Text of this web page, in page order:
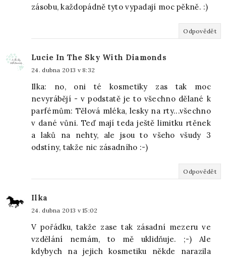
zásobu, každopádně tyto vypadají moc pěkně. :)
Odpovědět
Lucie In The Sky With Diamonds
24. dubna 2013 v 8:32
Ilka: no, oni té kosmetiky zas tak moc
nevyrábějí - v podstatě je to všechno dělané k
parfémům: Tělová mléka, lesky na rty...všechno
v dané vůni. Teď mají teda ještě limitku rtěnek
a laků na nehty, ale jsou to všeho všudy 3
odstíny, takže nic zásadního :-)
Odpovědět
Ilka
24. dubna 2013 v 15:02
V pořádku, takže zase tak zásadní mezeru ve
vzdělání nemám, to mě uklidňuje. ;-) Ale
kdybych na jejich kosmetiku někde narazila